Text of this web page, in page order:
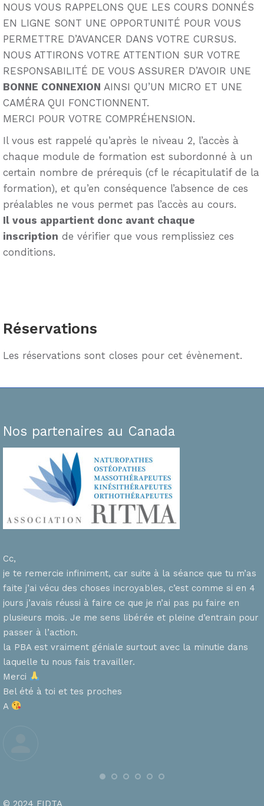
NOUS VOUS RAPPELONS QUE LES COURS DONNÉS
EN LIGNE SONT UNE OPPORTUNITÉ POUR VOUS
PERMETTRE D’AVANCER DANS VOTRE CURSUS.
NOUS ATTIRONS VOTRE ATTENTION SUR VOTRE
RESPONSABILITÉ DE VOUS ASSURER D’AVOIR UNE
BONNE CONNEXION AINSI QU’UN MICRO ET UNE
CAMÉRA QUI FONCTIONNENT.
MERCI POUR VOTRE COMPRÉHENSION.
Il vous est rappelé qu’après le niveau 2, l’accès à
chaque module de formation est subordonné à un
certain nombre de prérequis (cf le récapitulatif de la
formation), et qu’en conséquence l’absence de ces
préalables ne vous permet pas l’accès au cours.
Il vous appartient donc avant chaque
inscription de vérifier que vous remplissiez ces
conditions.
Réservations
Les réservations sont closes pour cet évènement.
Nos partenaires au Canada
Cc,
je te remercie infiniment, car suite à la séance que tu m’as
faite j’ai vécu des choses incroyables, c’est comme si en 4
jours j’avais réussi à faire ce que je n’ai pas pu faire en
plusieurs mois. Je me sens libérée et pleine d’entrain pour
passer à l’action.
la PBA est vraiment géniale surtout avec la minutie dans
laquelle tu nous fais travailler.
Merci
Bel été à toi et tes proches
A
© 2024 FIDTA